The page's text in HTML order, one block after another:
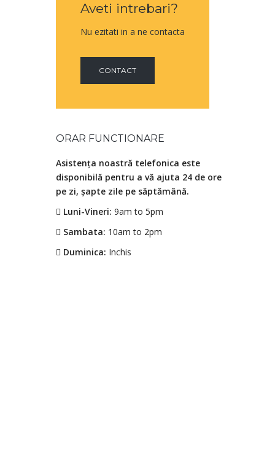
Aveti intrebari?
Nu ezitati in a ne contacta
CONTACT
ORAR FUNCTIONARE
Asistența noastră telefonica este
disponibilă pentru a vă ajuta 24 de ore
pe zi, șapte zile pe săptămână.
Luni-Vineri: 9am to 5pm
Sambata: 10am to 2pm
Duminica: Inchis